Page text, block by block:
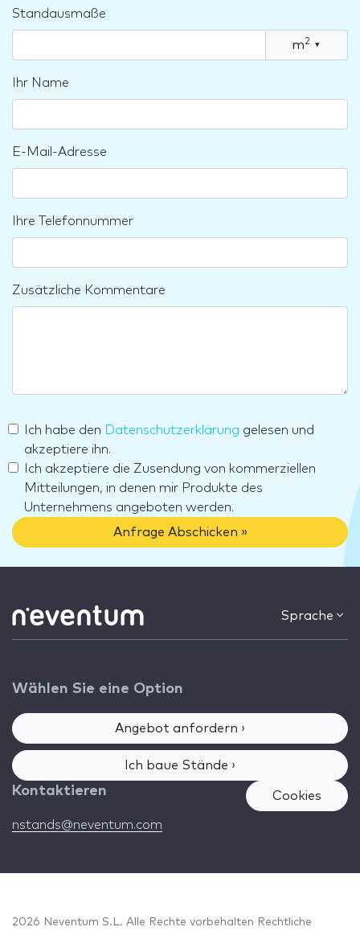
Standausmaße
m2 ▾
Ihr Name
E-Mail-Adresse
Ihre Telefonnummer
Zusätzliche Kommentare
Ich habe den Datenschutzerklärung gelesen und
akzeptiere ihn.
Ich akzeptiere die Zusendung von kommerziellen
Mitteilungen, in denen mir Produkte des
Unternehmens angeboten werden.
Anfrage Abschicken »
Sprache
Wählen Sie eine Option
Angebot anfordern ›
Ich baue Stände ›
Kontaktieren
nstands@neventum.com
Cookies
2026 Neventum S.L. Alle Rechte vorbehalten Rechtliche